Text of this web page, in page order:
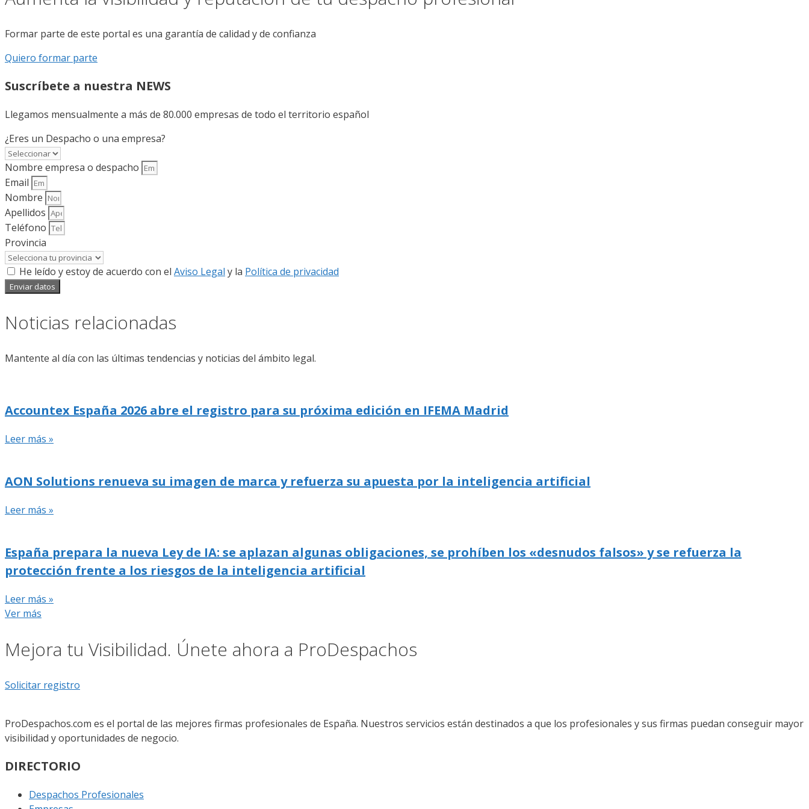
Formar parte de este portal es una garantía de calidad y de confianza
Quiero formar parte
Suscríbete a nuestra NEWS
Llegamos mensualmente a más de 80.000 empresas de todo el territorio español
¿Eres un Despacho o una empresa?
Nombre empresa o despacho
Email
Nombre
Apellidos
Teléfono
Provincia
He leído y estoy de acuerdo con el Aviso Legal y la Política de privacidad
Enviar datos
Noticias relacionadas
Mantente al día con las últimas tendencias y noticias del ámbito legal.
Accountex España 2026 abre el registro para su próxima edición en IFEMA Madrid
Leer más »
AON Solutions renueva su imagen de marca y refuerza su apuesta por la inteligencia artificial
Leer más »
España prepara la nueva Ley de IA: se aplazan algunas obligaciones, se prohíben los «desnudos falsos» y se refuerza la
protección frente a los riesgos de la inteligencia artificial
Leer más »
Ver más
Mejora tu Visibilidad. Únete ahora a ProDespachos
Solicitar registro
ProDespachos.com es el portal de las mejores firmas profesionales de España. Nuestros servicios están destinados a que los profesionales y sus firmas puedan conseguir mayor
visibilidad y oportunidades de negocio.
DIRECTORIO
Despachos Profesionales